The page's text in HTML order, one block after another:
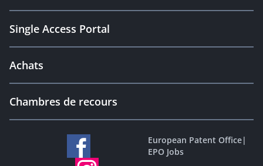
Single Access Portal
Achats
Chambres de recours
European Patent Office|
EPO Jobs